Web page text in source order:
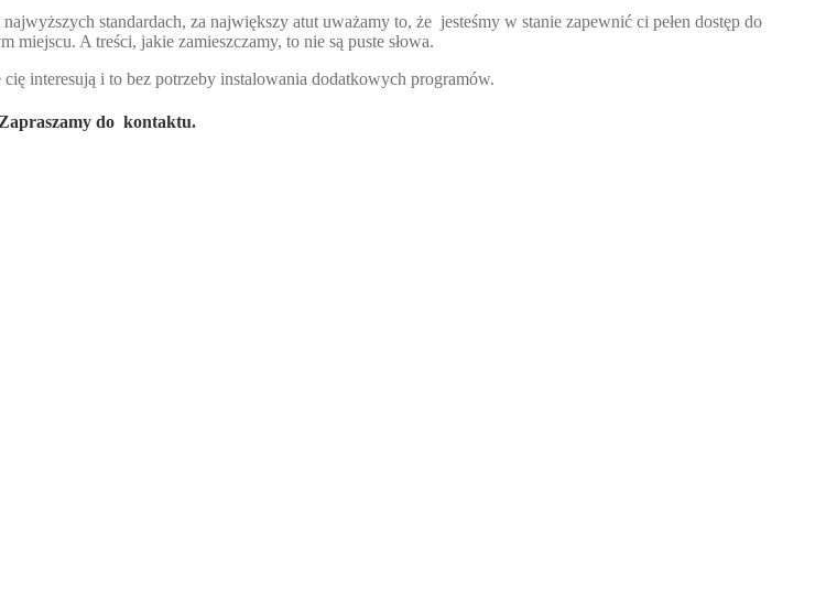
najwyższych standardach, za największy atut uważamy to, że jesteśmy w stanie zapewnić ci pełen dostęp do
A treści, jakie zamieszczamy, to nie są puste słowa.
interesują i to bez potrzeby instalowania dodatkowych programów.
Zapraszamy do kontaktu.